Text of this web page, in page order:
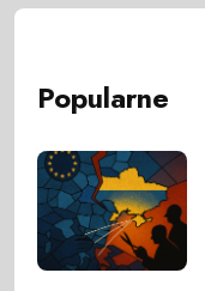
Popularne